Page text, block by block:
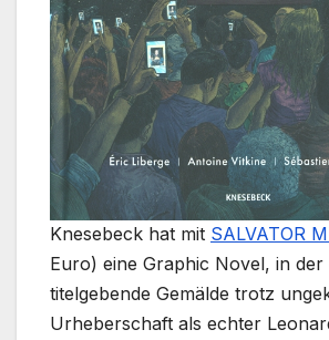
Knesebeck hat mit SALVATOR
Euro) eine Graphic Novel, in der
titelgebende Gemälde trotz
Urheberschaft als echter